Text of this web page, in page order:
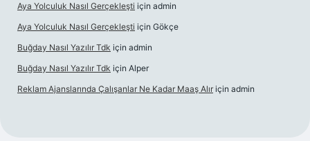
Aya Yolculuk Nasıl Gerçekleşti için admin
Aya Yolculuk Nasıl Gerçekleşti için Gökçe
Buğday Nasıl Yazılır Tdk için admin
Buğday Nasıl Yazılır Tdk için Alper
Reklam Ajanslarında Çalışanlar Ne Kadar Maaş Alır için admin